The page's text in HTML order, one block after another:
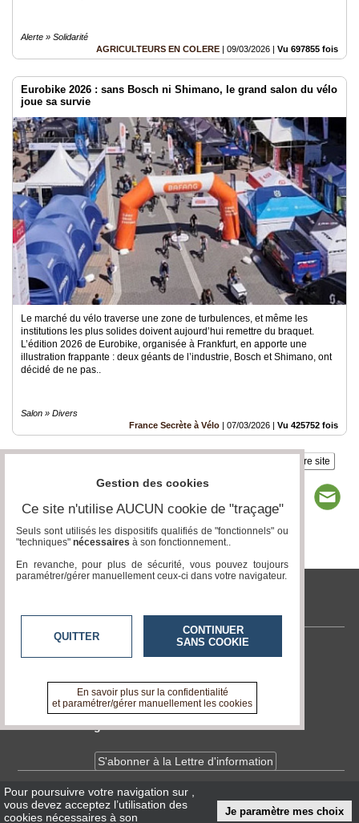
Alerte » Solidarité
AGRICULTEURS EN COLERE | 09/03/2026 | Vu 697855 fois
Eurobike 2026 : sans Bosch ni Shimano, le grand salon du vélo
joue sa survie
Le marché du vélo traverse une zone de turbulences, et même les
institutions les plus solides doivent aujourd’hui remettre du braquet.
L’édition 2026 de Eurobike, organisée à Frankfurt, en apporte une
illustration frappante : deux géants de l’industrie, Bosch et Shimano, ont
décidé de ne pas..
Salon » Divers
France Secrète à Vélo | 07/03/2026 | Vu 425752 fois
Insérez sur votre site
tvlocale.fr
Contactez-nous
A propos de tvlocale.fr
Devenir délégué
S'abonner à la Lettre d'information
InfosCNIL/RGPD
Conditions Générales d'Utilisation
Pour poursuivre votre navigation sur
vous devez acceptez l’utilisation des
cookies nécessaires à son
Je paramètre mes choix
Gestion des cookies
Ce site n'utilise AUCUN cookie de "traçage"
Seuls sont utilisés les dispositifs qualifiés de "fonctionnels" ou
"techniques" nécessaires à son fonctionnement..
En revanche, pour plus de sécurité, vous pouvez toujours
paramétrer/gérer manuellement ceux-ci dans votre navigateur.
QUITTER
CONTINUER
SANS COOKIE
En savoir plus sur la confidentialité
et paramétrer/gérer manuellement les cookies